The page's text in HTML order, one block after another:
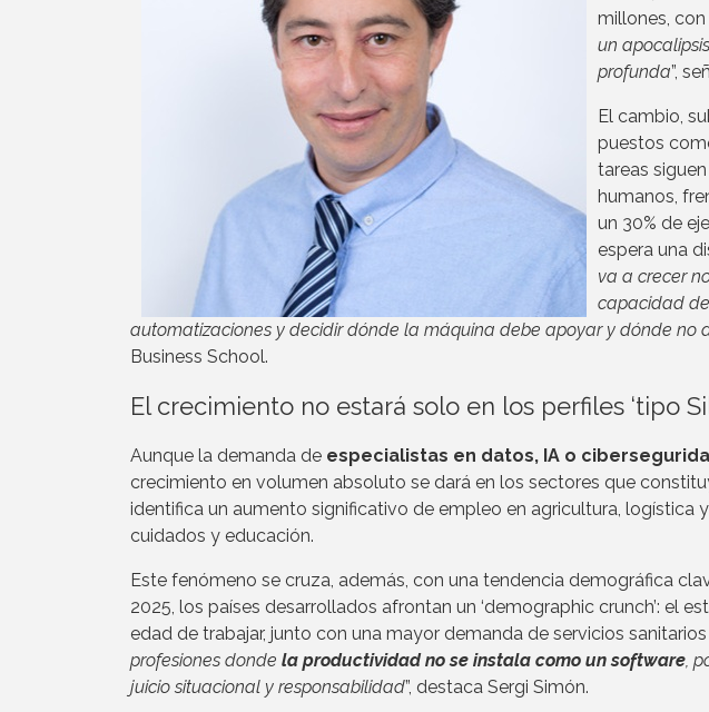
millones,
un
profunda”,
El cambio,
puestos
tareas
humanos,
un 30% de
espera una
va a crecer
capacidad
automatizaciones y decidir dónde la máquina debe apoyar y dónde no
Business School.
El crecimiento no estará solo en los perfiles ‘tipo
Aunque la demanda de especialistas en datos, IA o
crecimiento en volumen absoluto se dará en los sectores que
identifica un aumento significativo de empleo en agricultura, logística
cuidados y educación.
Este fenómeno se cruza, además, con una tendencia demográfica
2025, los países desarrollados afrontan un ‘demographic crunch’: el
edad de trabajar, junto con una mayor demanda de servicios sanitarios
profesiones donde la productividad no se instala como un software,
juicio situacional y responsabilidad”, destaca Sergi Simón.